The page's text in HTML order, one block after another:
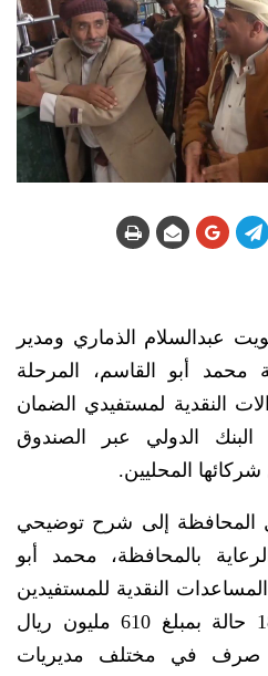
عبدالسلام الذماري ومدير
محمد أبو القاسم، المرحلة
النقدية لمستفيدي الضمان
البنك الدولي عبر الصندوق
شركائها المحليين.
المحافظة إلى شرح توضيحي
بالمحافظة، محمد أبو
النقدية للمستفيدين
البالغ عددهم 37 ألفاً و183 حالة بمبلغ 610 مليون ريال
63 نقطة صرف في مختلف مديريات